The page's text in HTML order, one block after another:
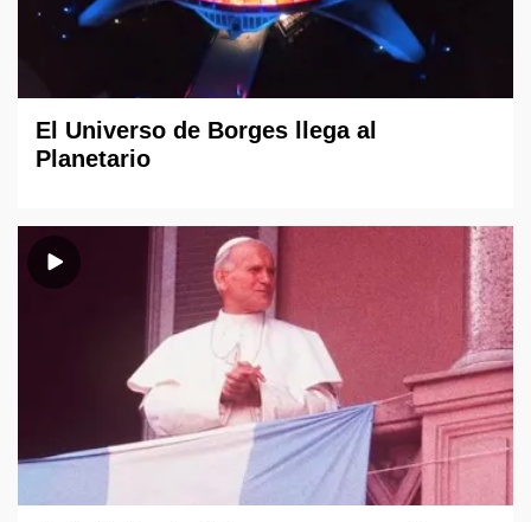
El Universo de Borges llega al
Planetario